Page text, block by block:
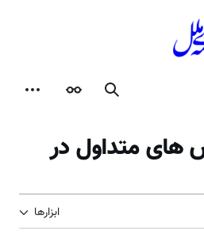
جستجوظاهر
های متداول در
ابزارها